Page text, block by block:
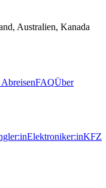
Australien, Kanada
FAQÜber
Elektroniker:inKFZ